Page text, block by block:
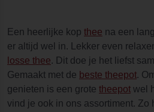
Een heerlijke kop thee na een
er altijd wel in. Lekker even
losse thee. Dit doe je het liefst
Gemaakt met de beste theepot.
genieten is een grote theepot wel
vind je ook in ons assortiment. Zo